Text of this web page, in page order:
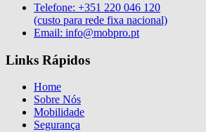
Telefone: +351 220 046 120
(custo para rede fixa nacional)
Email: info@mobpro.pt
Links Rápidos
Home
Sobre Nós
Mobilidade
Segurança